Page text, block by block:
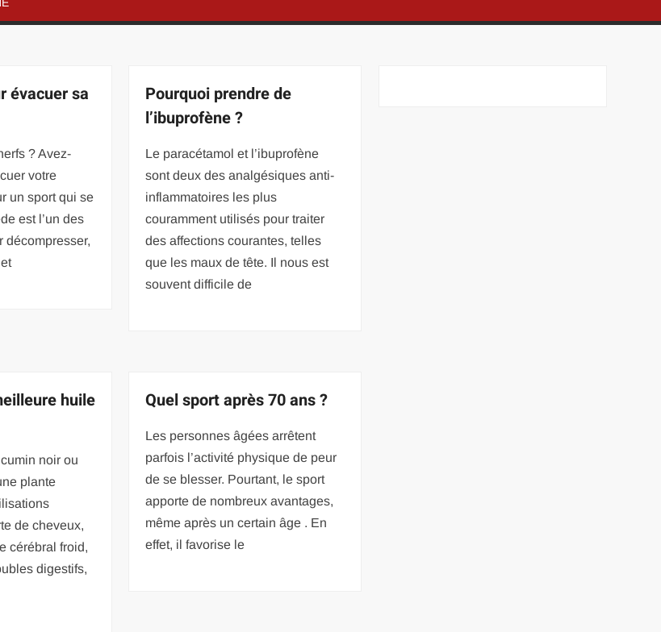
évacuer sa
? Avez-
votre
un sport qui se
est l’un des
décompresser,
Pourquoi prendre de
l’ibuprofène ?
Le paracétamol et l’ibuprofène
sont deux des analgésiques anti-
inflammatoires les plus
couramment utilisés pour traiter
des affections courantes, telles
que les maux de tête. Il nous est
souvent difficile de
huile
noir ou
plante
de cheveux,
cérébral froid,
digestifs,
Quel sport après 70 ans ?
Les personnes âgées arrêtent
parfois l’activité physique de peur
de se blesser. Pourtant, le sport
apporte de nombreux avantages,
même après un certain âge . En
effet, il favorise le